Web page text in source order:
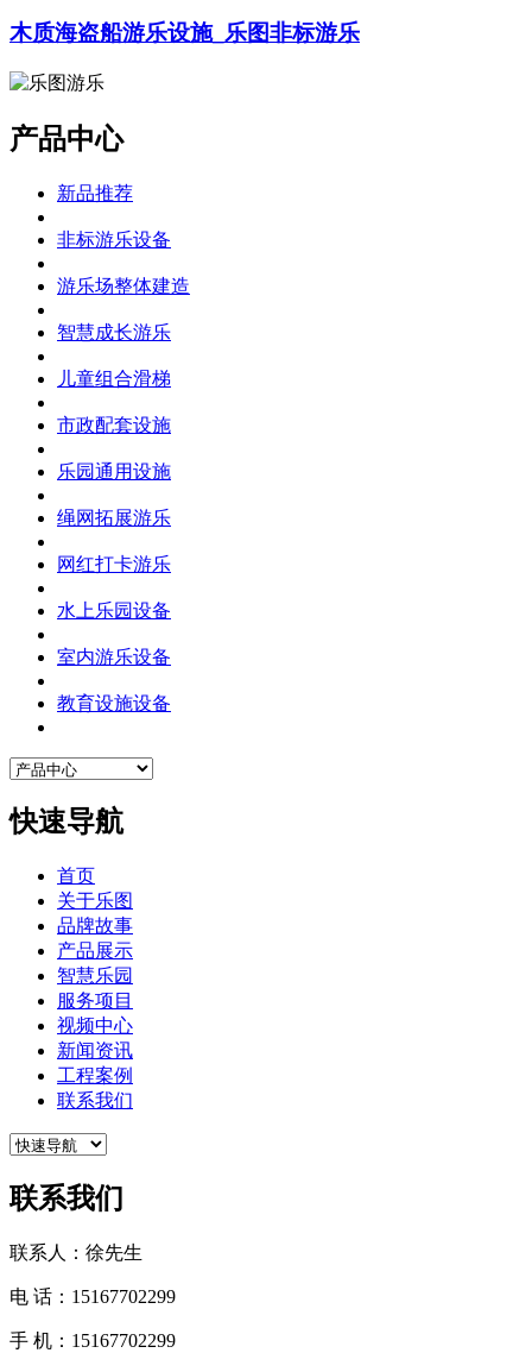
木质海盗船游乐设施_乐图非标游乐
产品中心
新品推荐
非标游乐设备
游乐场整体建造
智慧成长游乐
儿童组合滑梯
市政配套设施
乐园通用设施
绳网拓展游乐
网红打卡游乐
水上乐园设备
室内游乐设备
教育设施设备
快速导航
首页
关于乐图
品牌故事
产品展示
智慧乐园
服务项目
视频中心
新闻资讯
工程案例
联系我们
联系我们
联系人：徐先生
电 话：15167702299
手 机：15167702299